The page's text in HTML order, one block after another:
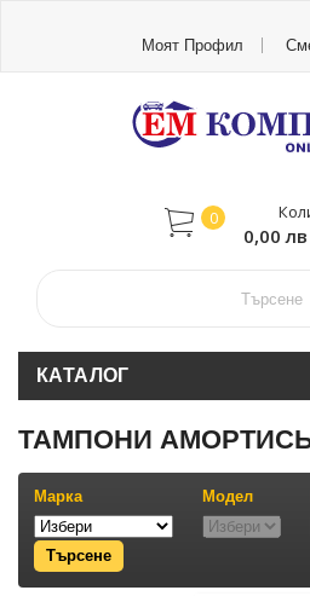
Моят Профил
0
0,00
КАТАЛОГ
ТАМПОНИ
Марка Модел